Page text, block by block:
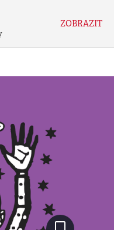
ZOBRAZIT